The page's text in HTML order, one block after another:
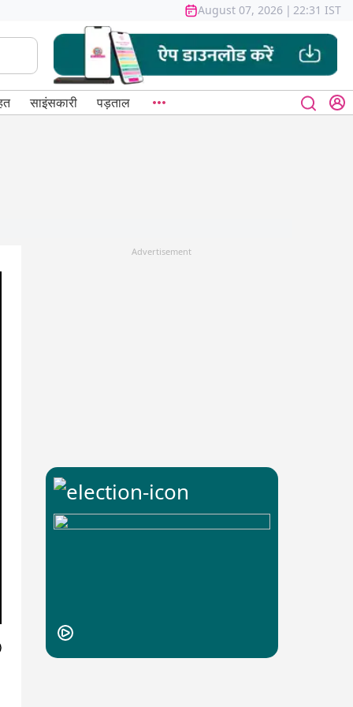
August 07, 2026 | 22:31 IST
साइंसकारी पड़ताल
Advertisement